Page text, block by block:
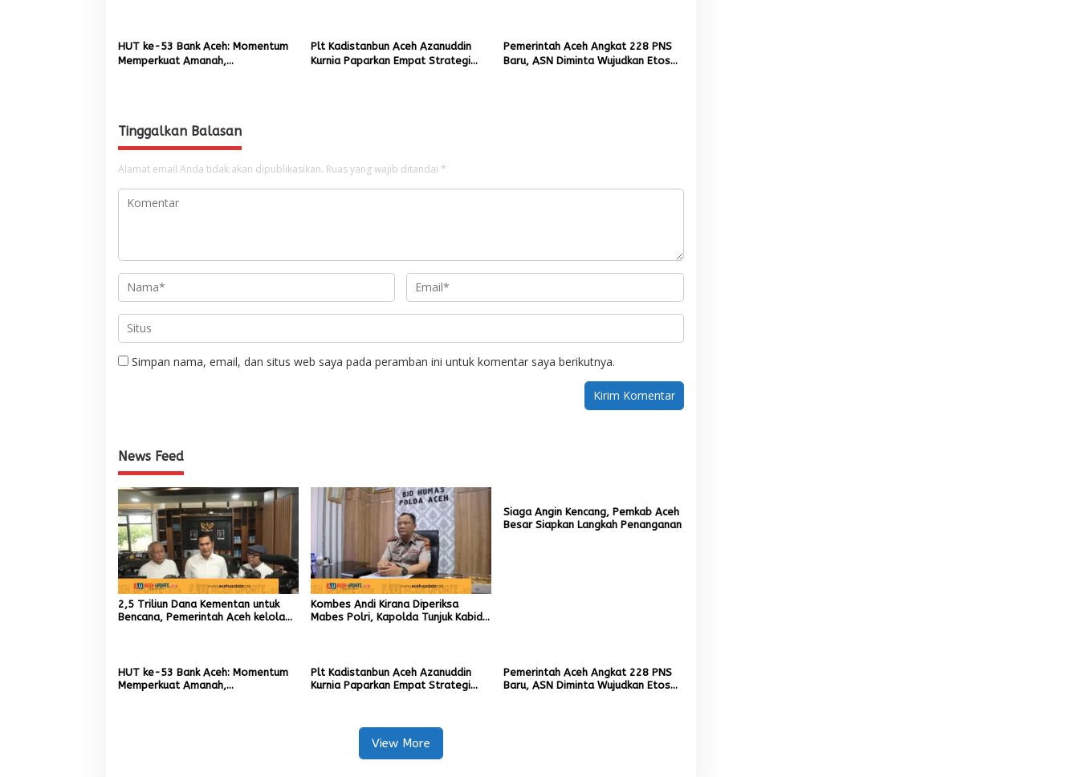
HUT ke-53 Bank Aceh: Momentum
Memperkuat Amanah,
Plt Kadistanbun Aceh Azanuddin
Kurnia Paparkan Empat Strategi
Pemerintah Aceh Angkat 228 PNS
Baru, ASN Diminta Wujudkan Etos
Tinggalkan Balasan
Alamat email Anda tidak akan dipublikasikan. Ruas yang wajib ditandai *
Simpan nama, email, dan situs web saya pada peramban ini untuk komentar saya berikutnya.
News Feed
2,5 Triliun Dana Kementan untuk
Bencana, Pemerintah Aceh kelola
Kombes Andi Kirana Diperiksa
Mabes Polri, Kapolda Tunjuk Kabid
Siaga Angin Kencang, Pemkab Aceh
Besar Siapkan Langkah Penanganan
HUT ke-53 Bank Aceh: Momentum
Memperkuat Amanah,
Plt Kadistanbun Aceh Azanuddin
Kurnia Paparkan Empat Strategi
Pemerintah Aceh Angkat 228 PNS
Baru, ASN Diminta Wujudkan Etos
View More